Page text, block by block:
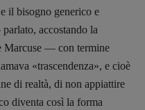
il bisogno generico e
accostando la
Marcuse — con termine
«trascendenza», e cioè
di realtà, di non appiattire
diventa così la forma